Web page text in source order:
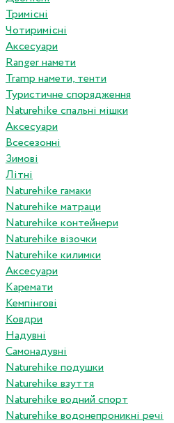
Тримісні
Чотиримісні
Аксесуари
Ranger намети
Tramp намети, тенти
Туристичне спорядження
Naturehike спальні мішки
Аксесуари
Всесезонні
Зимові
Літні
Naturehike гамаки
Naturehike матраци
Naturehike контейнери
Naturehike візочки
Naturehike килимки
Аксесуари
Каремати
Кемпінгові
Ковдри
Надувні
Самонадувні
Naturehike подушки
Naturehike взуття
Naturehike водний спорт
Naturehike водонепроникні речі